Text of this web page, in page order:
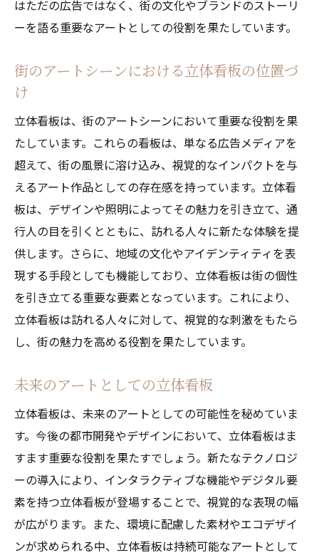
はただの広告ではなく、街の文化やブランドのストーリ
ーを語る重要なアートとしての役割を果たしています。
街のアートシーンにおける立体看板の位置づ
け
立体看板は、街のアートシーンにおいて重要な役割を果
たしています。これらの看板は、単なる広告メディアを
超えて、街の風景に溶け込み、視覚的なインパクトを与
えるアート作品としての存在感を持っています。立体看
板は、デザインや照明によってその魅力を引き立て、通
行人の目を引くとともに、訪れる人々に新たな体験を提
供します。さらに、地域の文化やアイデンティティを表
現する手段としても機能しており、立体看板は街の個性
を引き立てる重要な要素となっています。これにより、
立体看板は訪れる人々に対して、視覚的な刺激をもたら
し、街の魅力を高める役割を果たしています。
未来のアートとしての立体看板
立体看板は、未来のアートとしての可能性を秘めていま
す。今後の都市開発やデザインにおいて、立体看板はま
すます重要な役割を果たすでしょう。新たなテクノロジ
ーの導入により、インタラクティブな機能やデジタル要
素を持つ立体看板が登場することで、視覚的な表現の幅
が広がります。また、環境に配慮した素材やエコデザイ
ンが求められる中、立体看板は持続可能なアートとして